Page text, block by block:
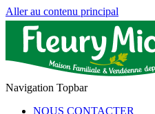
Aller au contenu principal
Navigation Topbar
NOUS CONTACTER